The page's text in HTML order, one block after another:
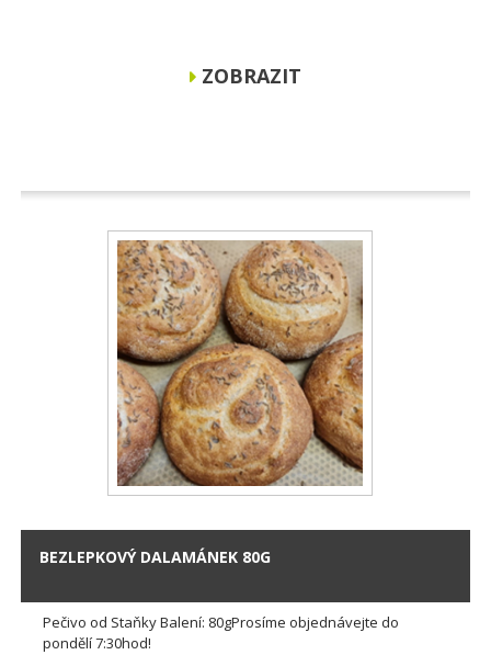
ZOBRAZIT
BEZLEPKOVÝ DALAMÁNEK 80G
Pečivo od Staňky Balení: 80gProsíme objednávejte do
pondělí 7:30hod!